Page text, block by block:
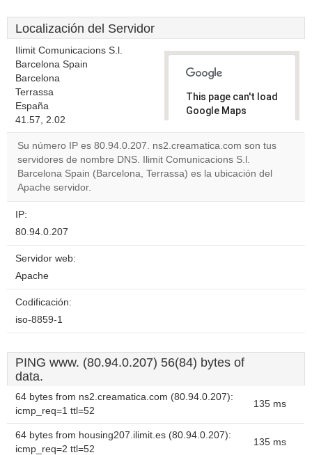
Localización del Servidor
Ilimit Comunicacions S.l.
Barcelona Spain
Barcelona
Terrassa
España
41.57, 2.02
This page can't load
Google Maps
Do you
website?
Su número IP es 80.94.0.207. ns2.creamatica.com son tus
servidores de nombre DNS. Ilimit Comunicacions S.l.
Barcelona Spain (Barcelona, Terrassa) es la ubicación del
Apache servidor.
IP:
80.94.0.207
Servidor web:
Apache
Codificación:
iso-8859-1
PING www. (80.94.0.207) 56(84) bytes of
data.
64 bytes from ns2.creamatica.com (80.94.0.207):
icmp_req=1 ttl=52
135 ms
64 bytes from housing207.ilimit.es (80.94.0.207):
icmp_req=2 ttl=52
135 ms